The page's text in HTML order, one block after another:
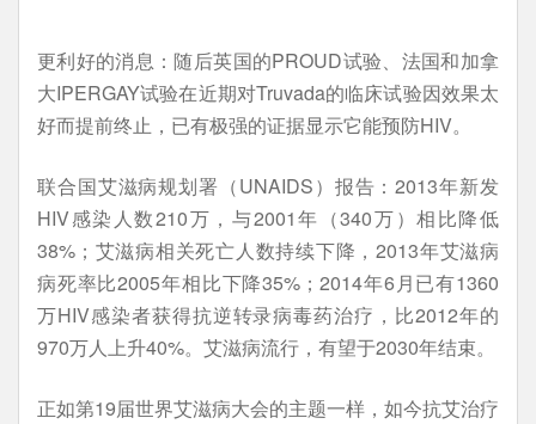
更利好的消息：随后英国的PROUD试验、法国和加拿
大IPERGAY试验在近期对Truvada的临床试验因效果太
好而提前终止，已有极强的证据显示它能预防HIV。
联合国艾滋病规划署（UNAIDS）报告：2013年新发
HIV感染人数210万，与2001年（340万）相比降低
38%；艾滋病相关死亡人数持续下降，2013年艾滋病
病死率比2005年相比下降35%；2014年6月已有1360
万HIV感染者获得抗逆转录病毒药治疗，比2012年的
970万人上升40%。艾滋病流行，有望于2030年结束。
正如第19届世界艾滋病大会的主题一样，如今抗艾治疗